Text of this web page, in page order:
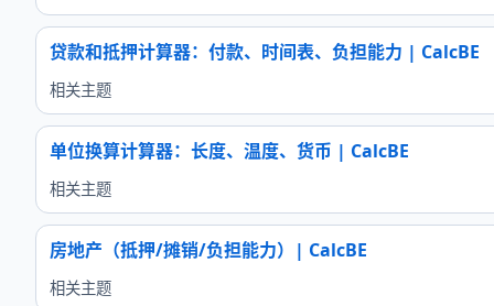
贷款和抵押计算器：付款、时间表、负担能力 | CalcBE
相关主题
单位换算计算器：长度、温度、货币 | CalcBE
相关主题
房地产（抵押/摊销/负担能力）| CalcBE
相关主题